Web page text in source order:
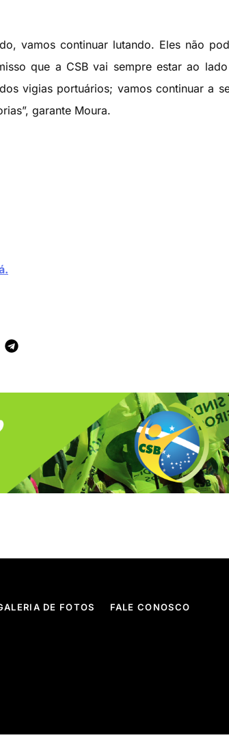
vamos continuar lutando. Eles não
que a CSB vai sempre estar ao
vigias portuários; vamos continuar a
garante Moura.
DE FOTOS FALE CONOSCO